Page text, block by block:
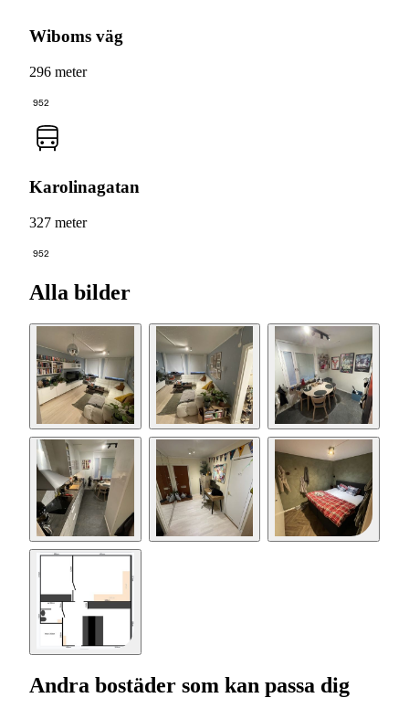
Wiboms väg
296 meter
952
Karolinagatan
327 meter
952
Alla bilder
Andra bostäder som kan passa dig